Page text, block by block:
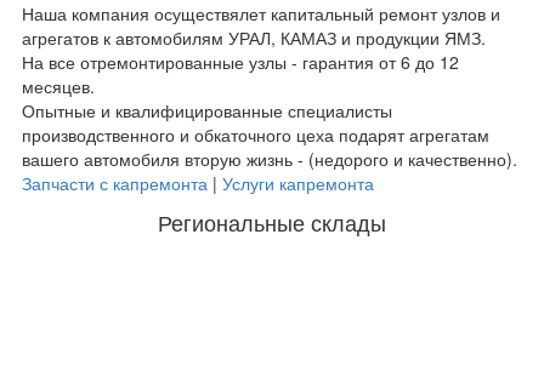
Наша компания осуществялет капитальный ремонт узлов и
агрегатов к автомобилям УРАЛ, КАМАЗ и продукции ЯМЗ.
На все отремонтированные узлы - гарантия от 6 до 12
месяцев.
Опытные и квалифицированные специалисты
производственного и обкаточного цеха подарят агрегатам
вашего автомобиля вторую жизнь - (недорого и качественно).
Запчасти с капремонта | Услуги капремонта
Региональные склады